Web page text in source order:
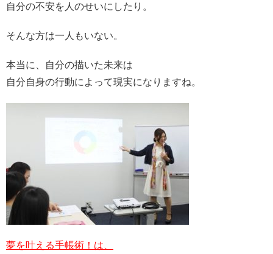
自分の不安を人のせいにしたり。
そんな方は一人もいない。
本当に、自分の描いた未来は
自分自身の行動によって現実になりますね。
夢を叶える手帳術！は、